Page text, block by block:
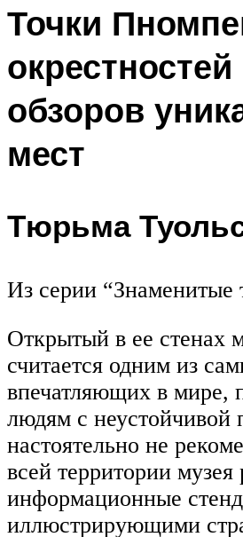
Точки
окрестностей
обзоров
мест
Тюрьма
Из серии
Открытый в ее стенах
считается одним из
впечатляющих в мире,
людям с неустойчивой
настоятельно не
всей территории музея
информационные
иллюстрирующими